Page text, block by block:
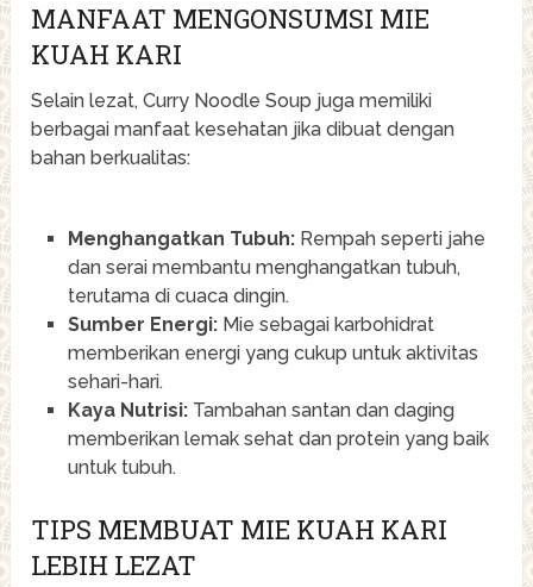
MANFAAT MENGONSUMSI MIE
KUAH KARI
Selain lezat, Curry Noodle Soup juga memiliki
berbagai manfaat kesehatan jika dibuat dengan
bahan berkualitas:
Menghangatkan Tubuh:Rempah seperti jahe
dan serai membantu menghangatkan tubuh,
terutama di cuaca dingin.
Sumber Energi:Mie sebagai karbohidrat
memberikan energi yang cukup untuk aktivitas
sehari-hari.
Kaya Nutrisi:Tambahan santan dan daging
memberikan lemak sehat dan protein yang baik
untuk tubuh.
TIPS MEMBUAT MIE KUAH KARI
LEBIH LEZAT